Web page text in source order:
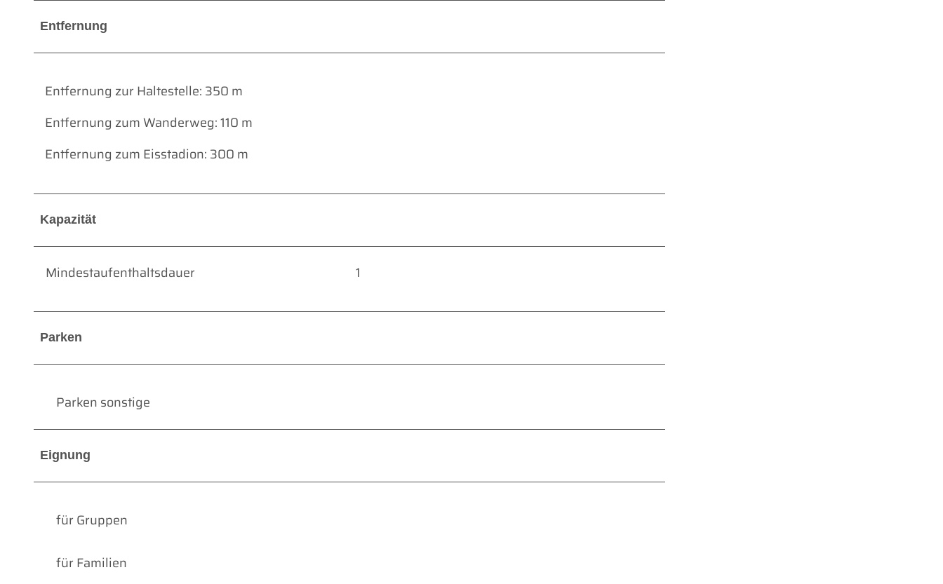
Entfernung
Entfernung zur Haltestelle: 350 m
Entfernung zum Wanderweg: 110 m
Entfernung zum Eisstadion: 300 m
Kapazität
Mindestaufenthaltsdauer 1
Parken
Parken sonstige
Eignung
für Gruppen
für Familien